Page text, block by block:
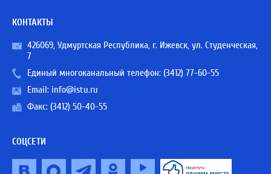
КОНТАКТЫ
426069, Удмуртская Республика, г. Ижевск, ул. Студенческая,
7
Единый многоканальный телефон: (3412) 77-60-55
Email: info@istu.ru
Факс: (3412) 50-40-55
СОЦСЕТИ